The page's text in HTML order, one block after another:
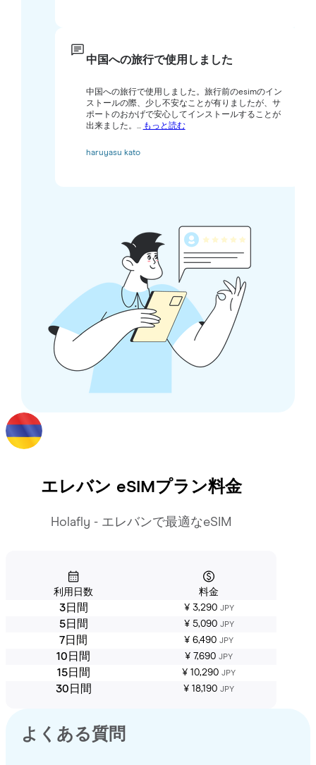
中国への旅行で使用しました
中国への旅行で使用しました。旅行前のesimのイン
ストールの際、少し不安なことが有りましたが、サ
ポートのおかげで安心してインストールすることが
出来ました。... もっと読む
haruyasu kato
エレバン eSIMプラン料金
Holafly - エレバンで最適なeSIM
利用日数 料金
3日間 ¥ 3,290 JPY
5日間 ¥ 5,090 JPY
7日間 ¥ 6,490 JPY
10日間 ¥ 7,690 JPY
15日間 ¥ 10,290 JPY
30日間 ¥ 18,190 JPY
よくある質問